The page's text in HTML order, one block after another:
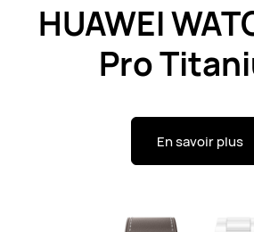
HUAWEI
Pro
En savoir plus